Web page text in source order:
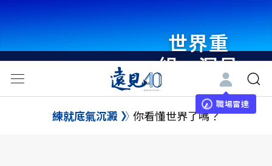
世界重
組・洞見
未來 與
世界領袖
職場雷達
練就底氣沉澱 你看懂世界了嗎？